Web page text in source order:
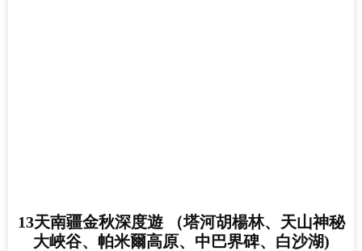
13天南疆金秋深度遊 （塔河胡楊林、天山神秘
大峽谷、帕米爾高原、中巴界碑、白沙湖)